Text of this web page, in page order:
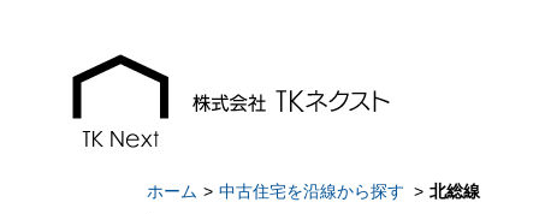
ホーム 中古住宅を沿線から探す 北総線